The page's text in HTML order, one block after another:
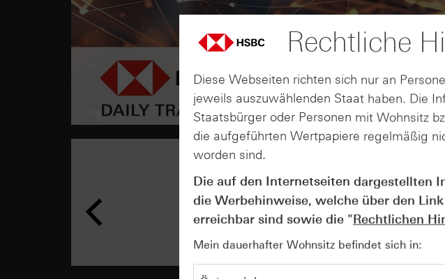
AUGUST
07
Wie
Rechtliche
Diese Webseiten richten sich nur an
jeweils auszuwählenden Staat haben. Die
Staatsbürger oder Personen mit Wohnsitz
die aufgeführten Wertpapiere regelmäßig
worden sind.
Die auf den Internetseiten dargestellten
die Werbehinweise, welche über den
erreichbar sind sowie die "Rechtlichen
Mein dauerhafter Wohnsitz befindet sich in: